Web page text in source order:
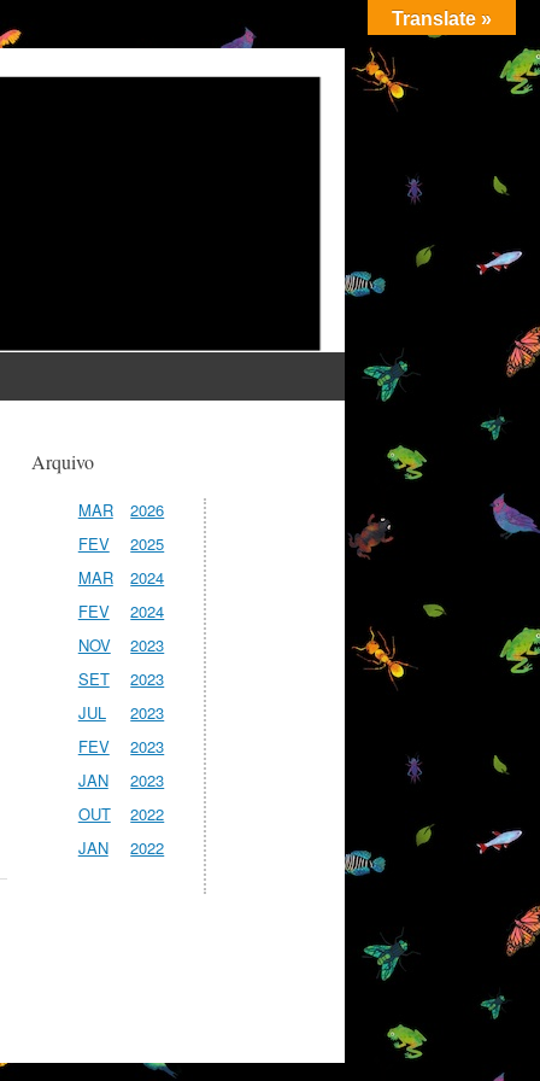
Arquivo
MAR
2026
FEV
2025
MAR
2024
FEV
2024
NOV
2023
SET
2023
JUL
2023
FEV
2023
JAN
2023
OUT
2022
JAN
2022
Translate »